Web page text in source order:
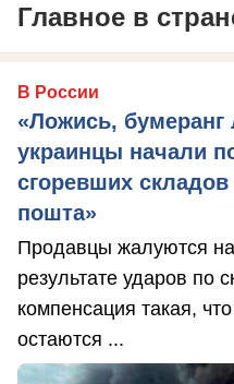
Главное в
В России
«Ложись,
украинцы начали
сгоревших
пошта»
Продавцы жалуются
результате ударов по
компенсация такая,
остаются ...